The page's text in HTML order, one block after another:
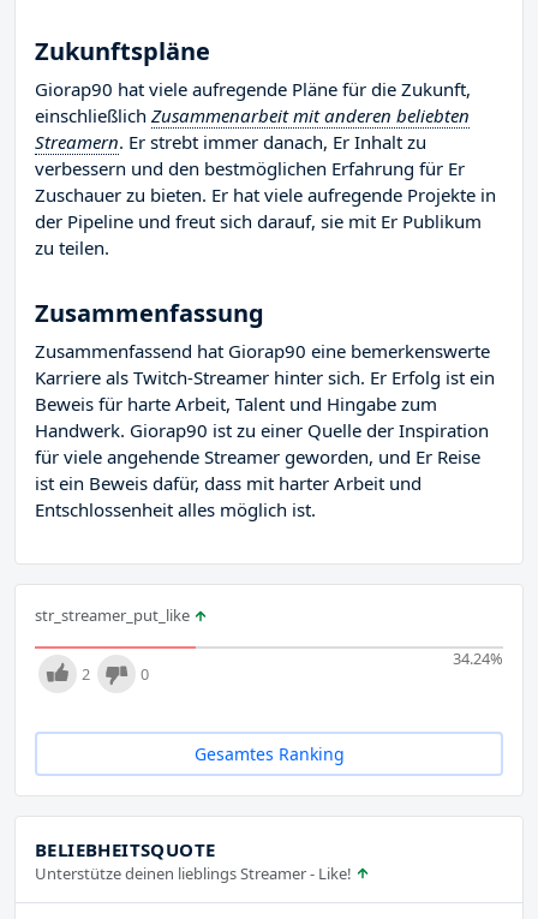
Zukunftspläne
Giorap90 hat viele aufregende Pläne für die Zukunft,
einschließlich Zusammenarbeit mit anderen beliebten
Streamern. Er strebt immer danach, Er Inhalt zu
verbessern und den bestmöglichen Erfahrung für Er
Zuschauer zu bieten. Er hat viele aufregende Projekte in
der Pipeline und freut sich darauf, sie mit Er Publikum
zu teilen.
Zusammenfassung
Zusammenfassend hat Giorap90 eine bemerkenswerte
Karriere als Twitch-Streamer hinter sich. Er Erfolg ist ein
Beweis für harte Arbeit, Talent und Hingabe zum
Handwerk. Giorap90 ist zu einer Quelle der Inspiration
für viele angehende Streamer geworden, und Er Reise
ist ein Beweis dafür, dass mit harter Arbeit und
Entschlossenheit alles möglich ist.
str_streamer_put_like
34.24%
2 0
Gesamtes Ranking
BELIEBHEITSQUOTE
Unterstütze deinen lieblings Streamer - Like!